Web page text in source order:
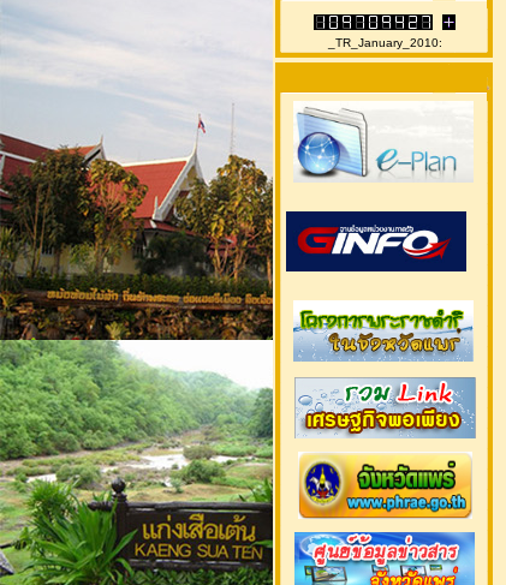
_TR_January_2010: